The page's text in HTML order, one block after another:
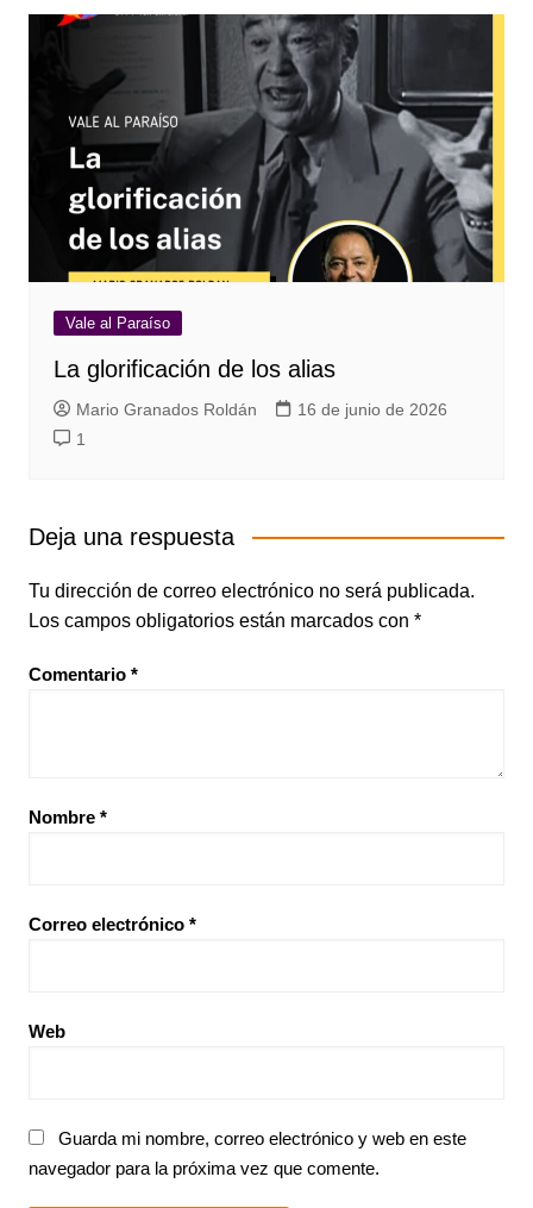
Vale al Paraíso
La glorificación de los alias
Mario Granados Roldán
16 de junio de 2026
1
Deja una respuesta
Tu dirección de correo electrónico no será publicada.
Los campos obligatorios están marcados con *
Comentario *
Nombre *
Correo electrónico *
Web
Guarda mi nombre, correo electrónico y web en este
navegador para la próxima vez que comente.